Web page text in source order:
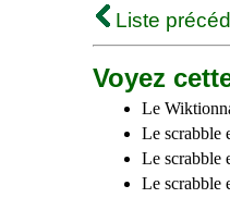
Liste
Voyez
Le
Le scrabble
Le scrabble
Le scrabble